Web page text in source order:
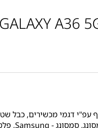
עפ"י דגמי מכשירים, כבל
, סמסונג - Samsung ,